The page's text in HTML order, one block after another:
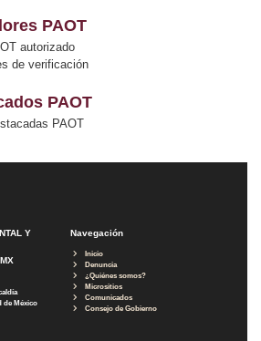
PAOT
autorizado
de verificación
PAOT
PAOT
Y
de México
Navegación
Inicio
Denuncia
¿Quiénes somos?
Micrositios
Comunicados
Consejo de Gobierno